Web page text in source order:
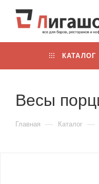
КАТАЛОГ
Весы
Главная — Каталог —